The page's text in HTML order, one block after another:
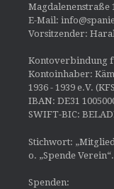
Magdalenenstraße
E-Mail:
Vorsitzender:
Kontoverbindung
Kontoinhaber:
1936 - 1939 e.V.
IBAN: DE31
SWIFT-BIC:
Stichwort:
o. „Spende Verein“.
Spenden: